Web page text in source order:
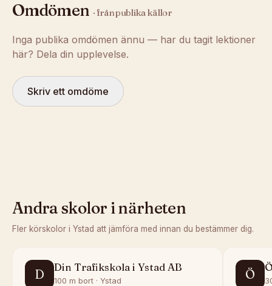
Omdömen · från publika källor
Inga publika omdömen ännu — har du tagit lektioner
här? Dela din upplevelse.
Skriv ett omdöme
Andra skolor i närheten
Fler körskolor i Ystad att jämföra med innan du bestämmer dig.
D Din Trafikskola i Ystad AB
100 m bort · Ystad Ö